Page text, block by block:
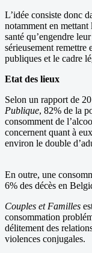
L’idée consiste donc
notamment en mettant
santé qu’engendre
sérieusement
publiques et le cadre
Etat des lieux
Selon un rapport de
Publique, 82% de la
consomment de
concernent quant à
environ le double
En outre, une
6% des décès en
Couples et Familles
consommation
délitement des
violences conjugales.